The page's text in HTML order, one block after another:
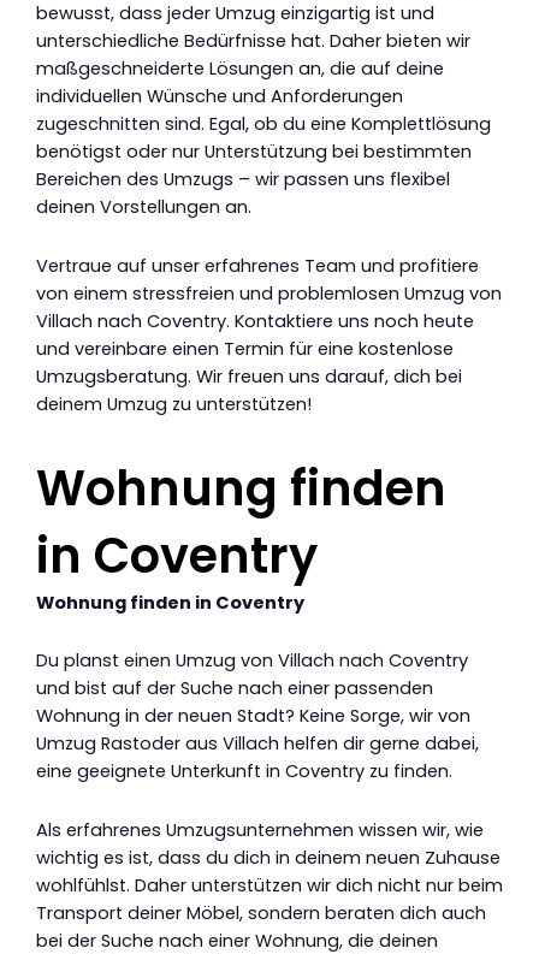
bewusst, dass jeder Umzug einzigartig ist und
unterschiedliche Bedürfnisse hat. Daher bieten wir
maßgeschneiderte Lösungen an, die auf deine
individuellen Wünsche und Anforderungen
zugeschnitten sind. Egal, ob du eine Komplettlösung
benötigst oder nur Unterstützung bei bestimmten
Bereichen des Umzugs – wir passen uns flexibel
deinen Vorstellungen an.
Vertraue auf unser erfahrenes Team und profitiere
von einem stressfreien und problemlosen Umzug von
Villach nach Coventry. Kontaktiere uns noch heute
und vereinbare einen Termin für eine kostenlose
Umzugsberatung. Wir freuen uns darauf, dich bei
deinem Umzug zu unterstützen!
Wohnung finden
in Coventry
Wohnung finden in Coventry
Du planst einen Umzug von Villach nach Coventry
und bist auf der Suche nach einer passenden
Wohnung in der neuen Stadt? Keine Sorge, wir von
Umzug Rastoder aus Villach helfen dir gerne dabei,
eine geeignete Unterkunft in Coventry zu finden.
Als erfahrenes Umzugsunternehmen wissen wir, wie
wichtig es ist, dass du dich in deinem neuen Zuhause
wohlfühlst. Daher unterstützen wir dich nicht nur beim
Transport deiner Möbel, sondern beraten dich auch
bei der Suche nach einer Wohnung, die deinen